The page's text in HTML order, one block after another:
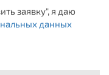
заявку", я даю
данных